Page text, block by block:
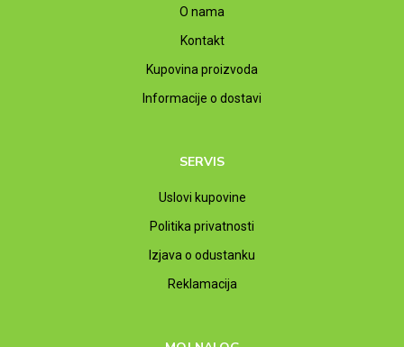
O nama
Kontakt
Kupovina proizvoda
Informacije o dostavi
SERVIS
Uslovi kupovine
Politika privatnosti
Izjava o odustanku
Reklamacija